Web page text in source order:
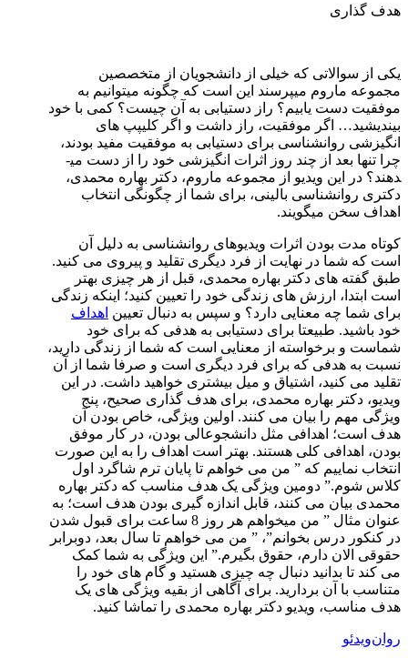
هدف گذاری
یکی از سوالاتی که خیلی از دانشجویان از متخصصین
مجموعه ماروم می­پرسند این است که چگونه می­توانیم به
موفقیت دست یابیم؟ راز دست­یابی به آن چیست؟ کمی با خود
بیندیشید… اگر موفقیت، راز داشت و اگر کلیپپ های
انگیزشی روان­شناسی برای دست­یابی به موفقیت مفید بودند،
چرا تنها بعد از چند روز اثرات انگیزشی خود را از دست می­
دهند؟ در این ویدیو از مجموعه ماروم، دکتر بهاره محمدی،
دکتری روان­شناسی بالینی، برای شما از چگونگی انتخاب
اهداف سخن می­گویند.
کوتاه­ مدت بودن اثرات ویدیو­های روان­شناسی به دلیل آن
است که شما در نهایت از فرد دیگری تقلید و پیروی می کنید.
طبق گفته­ های دکتر بهاره محمدی، قبل از هر چیزی بهتر
است ابتدا، ارزش ­ها­ی زندگی خود را تعیین کنید؛ اینکه زندگی
برای شما چه معنایی دارد؟ و سپس به دنبال تعیین اهداف
خود باشید. طبیعتا برای دست­یابی به هدفی که برای خود
شماست و برخواسته از معنایی است که شما از زندگی دارید،
نسبت به هدفی که برای فرد دیگری ­است و صرفا شما از آن
تقلید می­ کنید، اشتیاق و میل بیشتری خواهید داشت. در این
ویدیو، دکتر بهاره محمدی، برای هدف­ گذاری صحیح، پنج
ویژگی مهم را بیان می­ کنند. اولین ویژگی، خاص بودن آن
هدف است؛ اهدافی مثل دانشجو­عالی بودن، در کار موفق
بودن، اهدافی کلی هستند. بهتر است اهداف را به این صورت
انتخاب نماییم که ” من می خواهم تا پایان ترم شاگرد اول
کلاس شوم.” دومین ویژگی یک هدف مناسب که دکتر بهاره
محمدی بیان می ­کنند، قابل اندازه­ گیری بودن هدف است؛ به
عنوان مثال ” من می­خواهم هر روز 8 ساعت برای قبول شدن
در کنکور درس بخوانم”، ” من می­­ خواهم تا سال بعد، دو­برابر
حقوقی الان دارم، حقوق بگیرم.” این ویژگی به شما کمک
می­ کند تا بدانید دنبال چه چیزی هستید و گام­ های خود را
متناسب با آن بردارید. برای آگاهی از بقیه ویژگی های یک
هدف مناسب، ویدیو ­­­دکتر بهاره محمدی را تماشا کنید.
روان‌ویدئو